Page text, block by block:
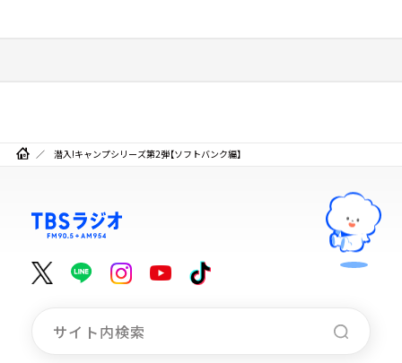
潜入!キャンプシリーズ第2弾【ソフトバンク編】